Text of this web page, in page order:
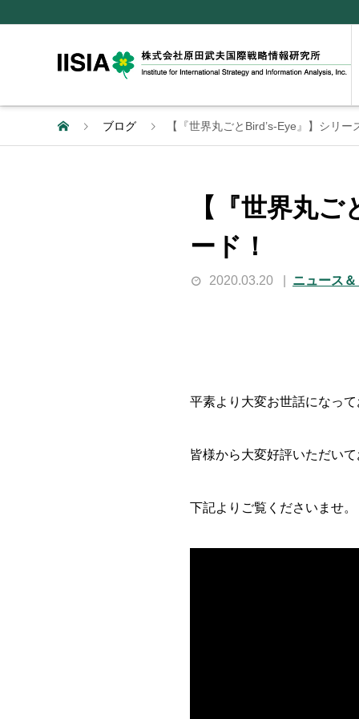
ブログ 【『世界丸ごとBird’s-Eye』】シリ
【『世界丸
ード！
2020.03.20 ニュース
平素より大変お世話になっ
皆様から大変好評いただい
下記よりご覧くださいませ。